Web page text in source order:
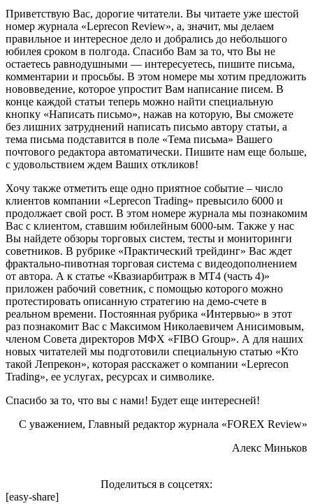
Приветствую Вас, дорогие читатели. Вы читаете уже шестой
номер журнала «Leprecon Review», а, значит, мы делаем
правильное и интересное дело и добрались до небольшого
юбилея сроком в полгода. Спасибо Вам за то, что Вы не
остаетесь равнодушными — интересуетесь, пишите письма,
комментарии и просьбы. В этом номере мы хотим предложить
нововведение, которое упростит Вам написание писем. В
конце каждой статьи теперь можно найти специальную
кнопку «Написать письмо», нажав на которую, Вы сможете
без лишних затруднений написать письмо автору статьи, а
тема письма подставится в поле «Тема письма» Вашего
почтового редактора автоматически. Пишите нам еще больше,
с удовольствием ждем Ваших откликов!
Хочу также отметить еще одно приятное событие – число
клиентов компании «Leprecon Trading» превысило 6000 и
продолжает свой рост. В этом номере журнала мы познакомим
Вас с клиентом, ставшим юбилейным 6000-ым. Также у нас
Вы найдете обзоры торговых систем, тесты и мониторинги
советников. В рубрике «Практический трейдинг» Вас ждет
фрактально-пивотная торговая система с видеодополнением
от автора. А к статье «Квазиарбитраж в MT4 (часть 4)»
приложен рабочий советник, с помощью которого можно
протестировать описанную стратегию на демо-счете в
реальном времени. Постоянная рубрика «Интервью» в этот
раз познакомит Вас с Максимом Николаевичем Анисимовым,
членом Совета директоров МФХ «FIBO Group». А для наших
новых читателей мы подготовили специальную статью «Кто
такой Лепрекон», которая расскажет о компании «Leprecon
Trading», ее услугах, ресурсах и символике.
Спасибо за то, что вы с нами! Будет еще интересней!
С уважением, Главный редактор журнала «FOREX Review»
Алекс Миньков
Поделиться в соцсетях:
[easy-share]